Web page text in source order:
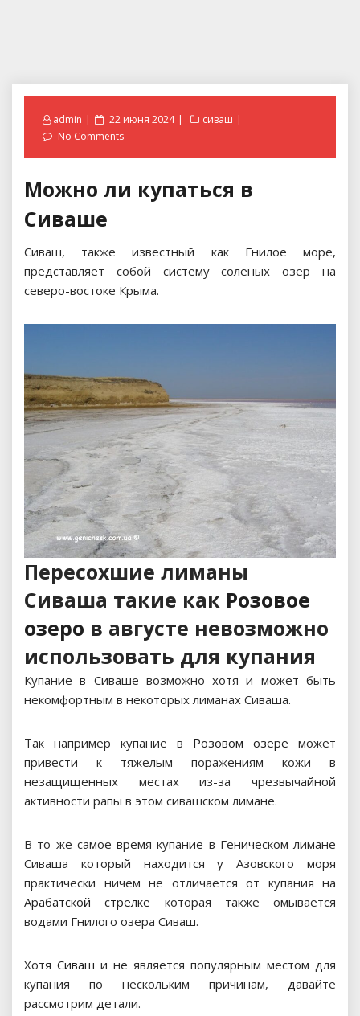
admin
Posted
on
22 июня 2024
сиваш
No Comments
Можно ли купаться в
Сиваше
Сиваш, также известный как Гнилое море,
представляет собой систему солёных озёр на
северо-востоке Крыма.
Пересохшие лиманы
Сиваша такие как Розовое
озеро в августе невозможно
использовать для купания
Купание в Сиваше возможно хотя и может быть
некомфортным в некоторых лиманах Сиваша.
Так например купание в Розовом озере может
привести к тяжелым поражениям кожи в
незащищенных местах из-за чрезвычайной
активности рапы в этом сивашском лимане.
В то же самое время купание в Геническом лимане
Сиваша который находится у Азовского моря
практически ничем не отличается от купания на
Арабатской стрелке которая также омывается
водами Гнилого озера Сиваш.
Хотя Сиваш и не является популярным местом для
купания по нескольким причинам, давайте
рассмотрим детали.